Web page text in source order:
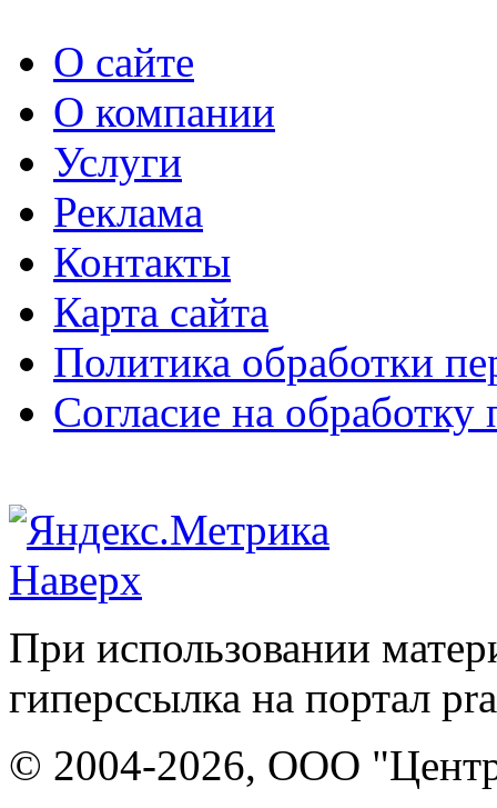
О сайте
О компании
Услуги
Реклама
Контакты
Карта сайта
Политика обработки
Согласие на
Наверх
При использовании
гиперссылка на портал
© 2004-2026, ООО "Центр